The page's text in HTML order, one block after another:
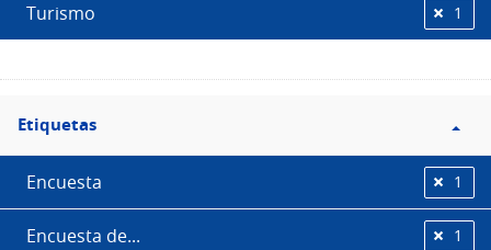
Turismo 1
Filtro
Etiquetas
Etiquetas
Encuesta 1
Encuesta de... 1